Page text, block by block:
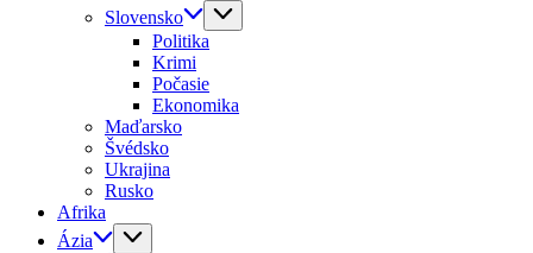
Slovensko
Politika
Krimi
Počasie
Ekonomika
Maďarsko
Švédsko
Ukrajina
Rusko
Afrika
Ázia